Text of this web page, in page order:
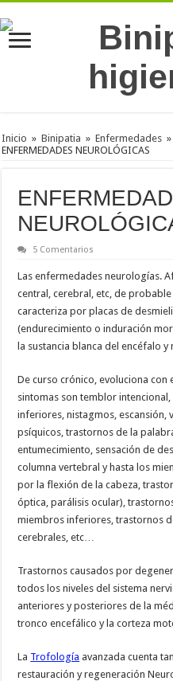
Inicio » Binipatia » Enfermedades »
ENFERMEDADES NEUROLÓGICAS
5 Comentarios
Las enfermedades neurologías.
central, cerebral, etc, de
caracteriza por placas de
(endurecimiento o induración
la sustancia blanca del encéfalo y
De curso crónico, evoluciona con
sintomas son temblor
inferiores, nistagmos,
psíquicos, trastornos de la
entumecimiento, sensación de
columna vertebral y hasta los
por la flexión de la cabeza,
óptica, parálisis ocular),
miembros inferiores, trastornos
cerebrales, etc…
Trastornos causados por
todos los niveles del sistema
anteriores y posteriores de la
tronco encefálico y la corteza
La Trofología avanzada cuenta
restauración y regeneración